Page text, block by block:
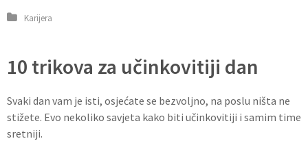
Karijera
10 trikova za učinkovitiji dan
Svaki dan vam je isti, osjećate se bezvoljno, na poslu ništa ne
stižete. Evo nekoliko savjeta kako biti učinkovitiji i samim time
sretniji.